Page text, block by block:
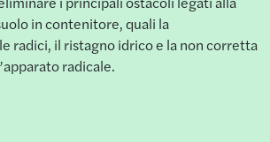
in contenitore, quali la
radici, il ristagno idrico e la non corretta
radicale.